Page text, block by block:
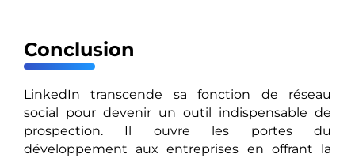
Conclusion
LinkedIn transcende sa fonction de réseau
social pour devenir un outil indispensable de
prospection. Il ouvre les portes du
développement aux entreprises en offrant la